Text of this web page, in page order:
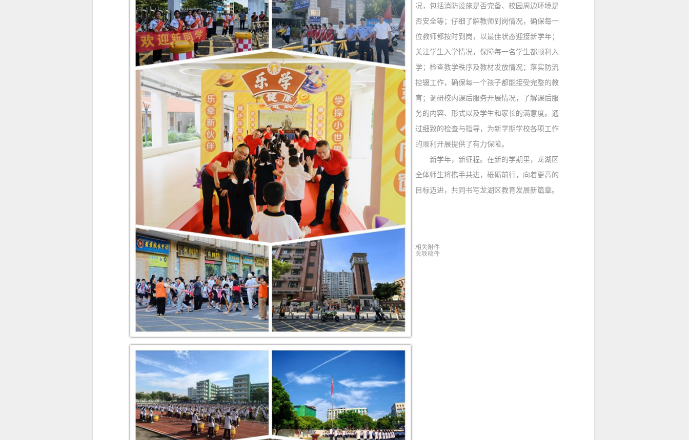
况，包括消防设施是否完备、校园周边环境是
否安全等；仔细了解教师到岗情况，确保每一
位教师都按时到岗，以最佳状态迎接新学年；
关注学生入学情况，保障每一名学生都顺利入
学；检查教学秩序及教材发放情况；落实防流
控辍工作，确保每一个孩子都能接受完整的教
育；调研校内课后服务开展情况，了解课后服
务的内容、形式以及学生和家长的满意度。通
过细致的检查与指导，为新学期学校各项工作
的顺利开展提供了有力保障。
新学年，新征程。在新的学期里，龙湖区
全体师生将携手共进，砥砺前行，向着更高的
目标迈进，共同书写龙湖区教育发展新篇章。
相关附件
关联稿件